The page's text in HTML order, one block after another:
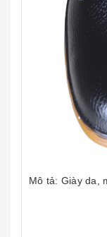
Mô tả: Giày da,